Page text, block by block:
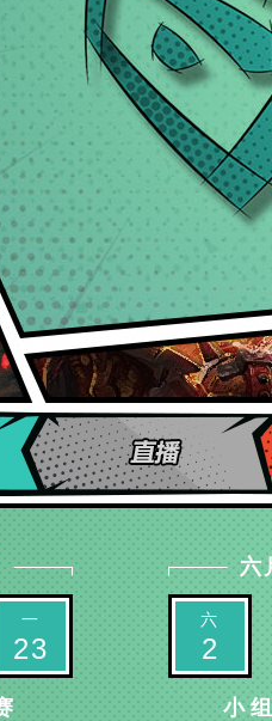
一
23
六
六
2
小